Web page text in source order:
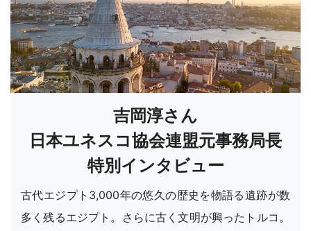
吉岡淳さん
日本ユネスコ協会連盟元事務局長
特別インタビュー
古代エジプト3,000年の悠久の歴史を物語る遺跡が数
多く残るエジプト。さらに古く文明が興ったトルコ。